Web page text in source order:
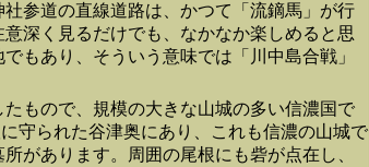
参道の直線道路は、かつて「流鏑馬」が行
深く見るだけでも、なかなか楽しめると思
もあり、そういう意味では「川中島合戦」
もので、規模の大きな山城の多い信濃国で
守られた谷津奥にあり、これも信濃の山城で
があります。周囲の尾根にも砦が点在し、